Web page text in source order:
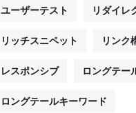
ユーザーテスト リダイレ
リッチスニペット リンク
レスポンシブ ロングテー
ロングテールキーワード